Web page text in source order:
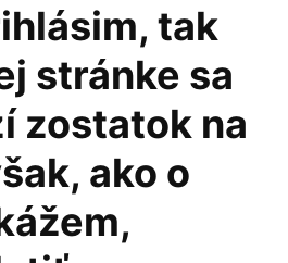
tak
stránke sa
zostatok na
ako o